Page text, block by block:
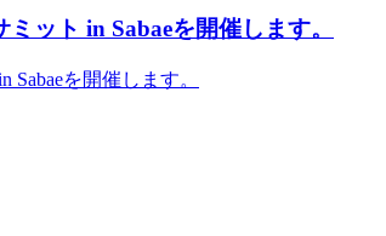
ット in Sabaeを開催します。
を開催します。